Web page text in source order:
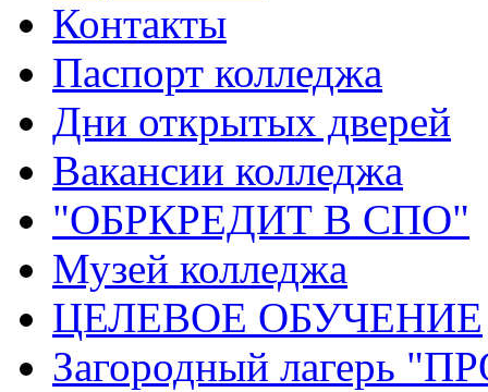
Контакты
Паспорт колледжа
Дни открытых дверей
Вакансии колледжа
"ОБРКРЕДИТ В СПО"
Музей колледжа
ЦЕЛЕВОЕ ОБУЧЕНИЕ
Загородный лагерь